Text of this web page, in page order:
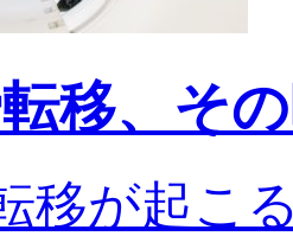
移、そ
移が起こ